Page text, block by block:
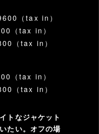
（tax in）
（tax in）
（tax in）
（tax in）
（tax in）
トなジャケット
たい。オフの場